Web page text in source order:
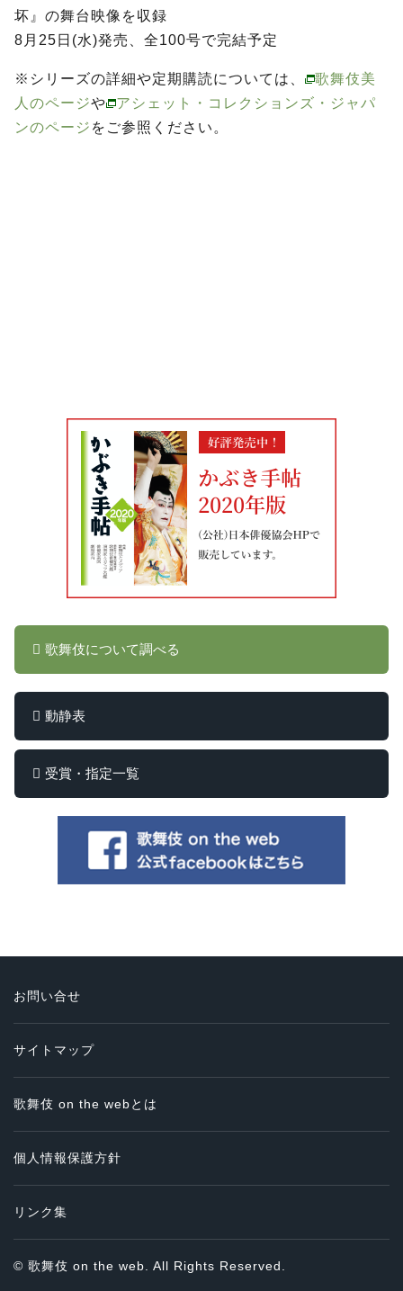
坏』の舞台映像を収録
8月25日(水)発売、全100号で完結予定
※シリーズの詳細や定期購読については、
歌舞伎美
人のページや
アシェット・コレクションズ・ジャパ
ンのページ をご参照ください。
歌舞伎について調べる
動静表
受賞・指定一覧
お問い合せ
サイトマップ
歌舞伎 on the webとは
個人情報保護方針
リンク集
© 歌舞伎 on the web. All Rights Reserved.